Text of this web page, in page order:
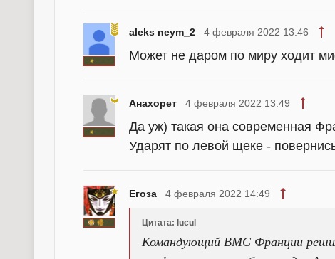
aleks neym_2 4 февраля 2022 13:46
Может не даром по миру ходит
Анахорет 4 февраля 2022 13:49
Да уж) такая она современная
Ударят по левой щеке -
Егоза 4 февраля 2022 14:49
Цитата: lucul
Командующий ВМС Франции